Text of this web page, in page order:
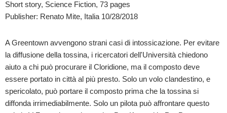
Short story, Science Fiction, 73 pages
Publisher: Renato Mite, Italia 10/28/2018
A Greentown avvengono strani casi di intossicazione. Per evitare
la diffusione della tossina, i ricercatori dell'Università chiedono
aiuto a chi può procurare il Cloridione, ma il composto deve
essere portato in città al più presto. Solo un volo clandestino, e
spericolato, può portare il composto prima che la tossina si
diffonda irrimediabilmente. Solo un pilota può affrontare questo